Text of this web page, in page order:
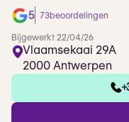
5 73beoordelingen
Bijgewerkt 22/04/26
Vlaamsekaai 29A
2000 Antwerpen